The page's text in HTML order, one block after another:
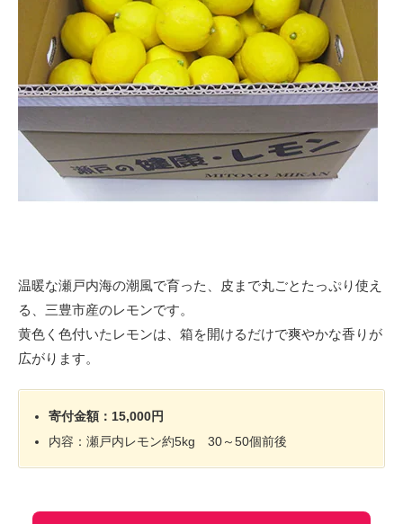
温暖な瀬戸内海の潮風で育った、皮まで丸ごとたっぷり使え
る、三豊市産のレモンです。
黄色く色付いたレモンは、箱を開けるだけで爽やかな香りが
広がります。
寄付金額：15,000円
内容：瀬戸内レモン約5kg 30～50個前後